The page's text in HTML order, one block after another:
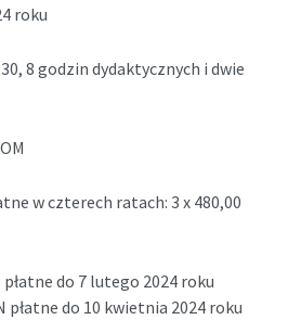
roku
8 godzin dydaktycznych i dwie
w czterech ratach: 3 x 480,00
do 7 lutego 2024 roku
płatne do 10 kwietnia 2024 roku